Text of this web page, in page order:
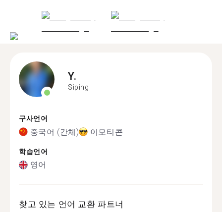
Y.
Siping
구사언어
중국어 (간체) 이모티콘
학습언어
영어
찾고 있는 언어 교환 파트너